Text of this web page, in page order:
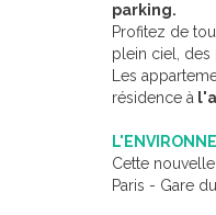
parking.
Profitez de
plein ciel, des
Les
résidence à
Cette
Paris - Gare